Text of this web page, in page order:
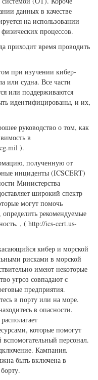
данных в качестве
на использовании
процессов.
приходит время проводить
при изучении кибер-
или судна. Все части
или поддерживаются
идентифицированы, и их,
руководство о том, как
в
).
полученную от
инциденты (ICSCERT)
Министерства
широкий спектр
могут помочь
рекомендуемые
, ( http://ics-cert.us-
кибер и морской
рисками в морской
имеют некоторые
угроз совпадают с
предприятия.
в порту или на море.
в опасности.
которые помогут
персонал.
Кампания.
быть включена в